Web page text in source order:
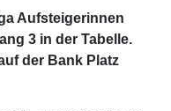
Aufsteigerinnen
3 in der Tabelle.
der Bank Platz